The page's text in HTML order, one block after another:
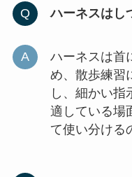
ハーネスはし
ハーネスは首
め、散歩練習
し、細かい指
適している場
て使い分ける